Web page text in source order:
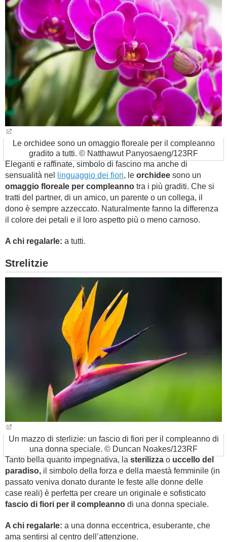
Le orchidee sono un omaggio floreale per il compleanno
gradito a tutti. © Natthawut Panyosaeng/123RF
Eleganti e raffinate, simbolo di fascino ma anche di
sensualità nel
linguaggio dei fiori, le orchidee sono un
omaggio floreale per compleanno tra i più graditi. Che si
tratti del partner, di un amico, un parente o un collega, il
dono è sempre azzeccato. Naturalmente fanno la differenza
il colore dei petali e il loro aspetto più o meno carnoso.
A chi regalarle: a tutti.
Strelitzie
Un mazzo di sterlizie: un fascio di fiori per il compleanno di
una donna speciale. © Duncan Noakes/123RF
Tanto bella quanto impegnativa, la sterilizza o uccello del
paradiso, il simbolo della forza e della maestà femminile (in
passato veniva donato durante le feste alle donne delle
case reali) è perfetta per creare un originale e sofisticato
fascio di fiori per il compleanno di una donna speciale.
A chi regalarle: a una donna eccentrica, esuberante, che
ama sentirsi al centro dell’attenzione.